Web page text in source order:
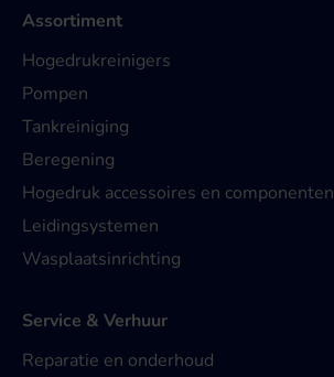
Assortiment
Hogedrukreinigers
Pompen
Tankreiniging
Beregening
Hogedruk accessoires en componenten
Leidingsystemen
Wasplaatsinrichting
Service & Verhuur
Reparatie en onderhoud